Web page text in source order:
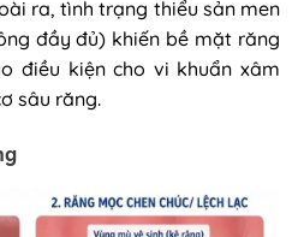
ra, tình trạng thiểu sản men
đầy đủ) khiến bề mặt răng
điều kiện cho vi khuẩn xâm
sâu răng.